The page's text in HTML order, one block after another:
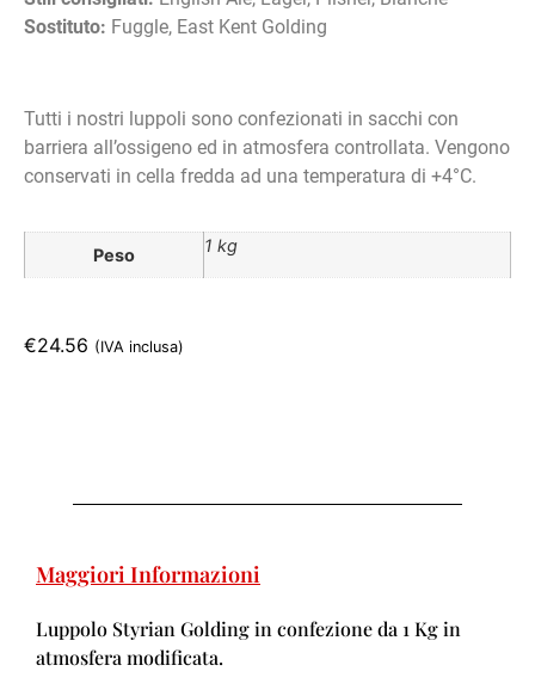
Sostituto: Fuggle, East Kent Golding
Tutti i nostri luppoli sono confezionati in sacchi con
barriera all’ossigeno ed in atmosfera controllata. Vengono
conservati in cella fredda ad una temperatura di +4°C.
Peso 1 kg
€24.56 (IVA inclusa)
Maggiori Informazioni
Luppolo Styrian Golding in confezione da 1 Kg in
atmosfera modificata.